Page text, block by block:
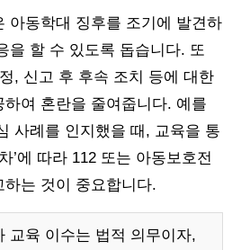
아동학대 징후를 조기에 발견하
을 할 수 있도록 돕습니다. 또
, 신고 후 후속 조치 등에 대한
여 혼란을 줄여줍니다. 예를
사례를 인지했을 때, 교육을 통
’에 따라 112 또는 아동보호전
는 것이 중요합니다.
교육 이수는 법적 의무이자,